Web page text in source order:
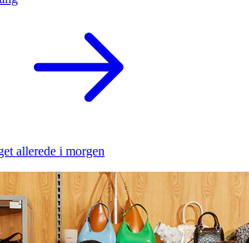
allerede i morgen